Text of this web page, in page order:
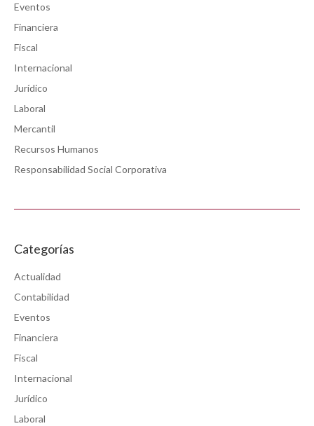
Eventos
Financiera
Fiscal
Internacional
Jurídico
Laboral
Mercantil
Recursos Humanos
Responsabilidad Social Corporativa
Categorías
Actualidad
Contabilidad
Eventos
Financiera
Fiscal
Internacional
Jurídico
Laboral